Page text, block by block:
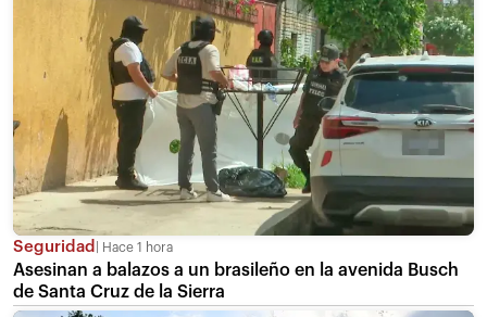
Seguridad Hace 1 hora
Asesinan a balazos a un brasileño en la avenida Busch
de Santa Cruz de la Sierra